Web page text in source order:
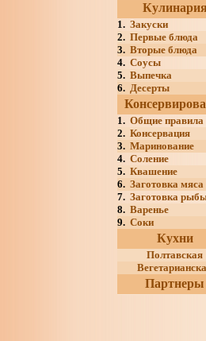
Кулинария
1. Закуски
2. Первые блюда
3. Вторые блюда
4. Соусы
5. Выпечка
6. Десерты
1. Общие правила
2. Консервация
3. Маринование
4. Соление
5. Квашение
6. Заготовка мяса
7. Заготовка
8. Варенье
9. Соки
Кухни
Полтавская
Партнеры